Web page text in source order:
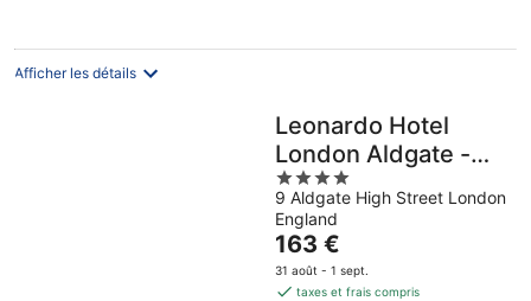
nuit
Afficher les détails
Leonardo Hotel
London Aldgate -
formerly Hotel Saint
4
out
of
5
9 Aldgate High Street London
England
Le
prix
est
163 €
31 août - 1 sept.
taxes et frais compris